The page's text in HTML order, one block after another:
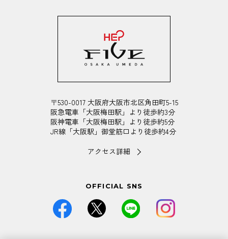
〒530-0017 大阪府大阪市北区角田町5-15
阪急電車「大阪梅田駅」より徒歩約3分
阪神電車「大阪梅田駅」より徒歩約5分
JR線「大阪駅」御堂筋口より徒歩約4分
アクセス詳細
OFFICIAL SNS